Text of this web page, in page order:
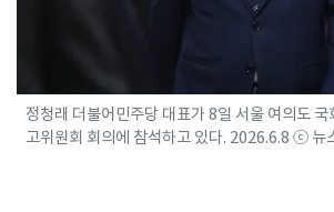
정청래 더불어민주당 대표가 8일 서울 여의도 국
고위원회 회의에 참석하고 있다. 2026.6.8 ⓒ 뉴